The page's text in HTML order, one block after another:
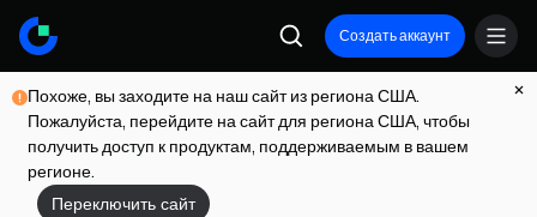
Создать аккаунт
Похоже, вы заходите на наш сайт из региона США.
Пожалуйста, перейдите на сайт для региона США, чтобы
получить доступ к продуктам, поддерживаемым в вашем
регионе.
Переключить сайт